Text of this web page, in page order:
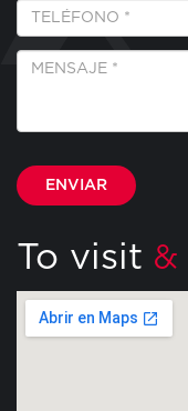
Teléfono
Mensaje
To visit &